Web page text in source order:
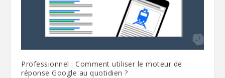
Professionnel : Comment utiliser le moteur de
réponse Google au quotidien ?